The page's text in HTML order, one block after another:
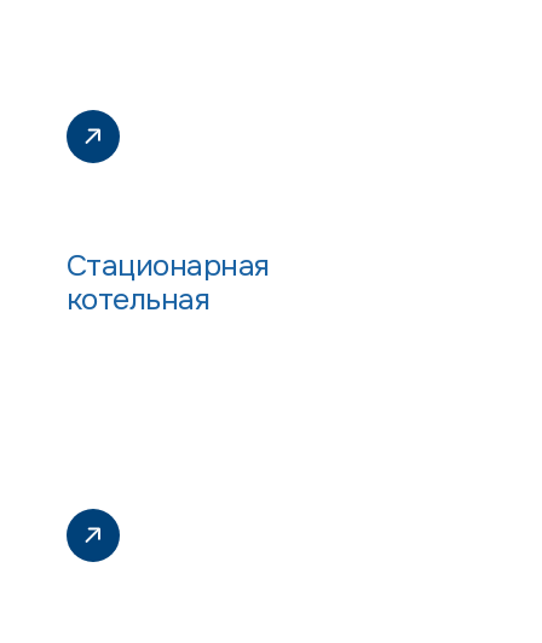
Стационарная
котельная